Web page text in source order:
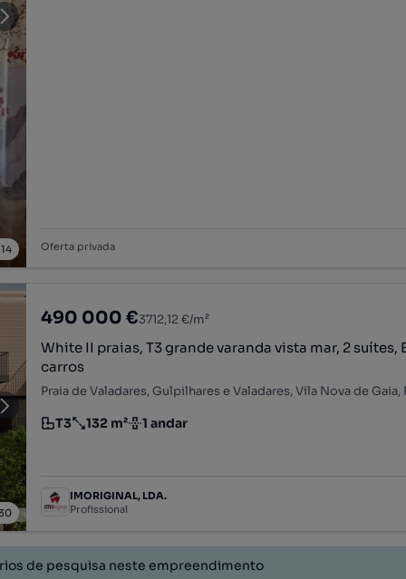
14 Oferta privada
490 000 €3712,12 €/m²
White II praias, T3 grande varanda vista mar, 2 suítes,
carros
Praia de Valadares, Gulpilhares e Valadares, Vila Nova de Gaia,
Tipologia
T3
Preço por metro quadrado
132 m²
Andar 1 andar
IMORIGINAL, LDA.
Profissional
de pesquisa neste empreendimento